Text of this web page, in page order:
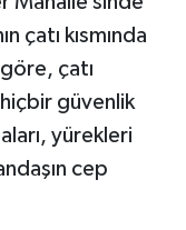
çatı kısmında
çatı
hiçbir güvenlik
yürekleri
cep